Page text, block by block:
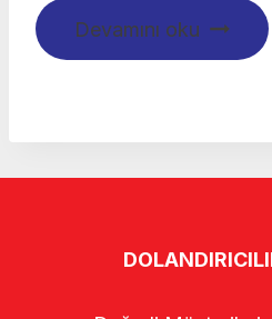
Devamını oku